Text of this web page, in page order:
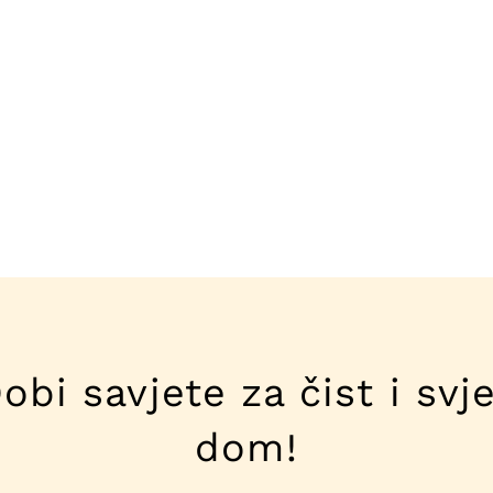
savjete za čist i
dom!